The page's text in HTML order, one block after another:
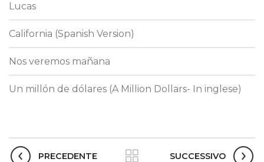
Lucas
California (Spanish Version)
Nos veremos mañana
Un millón de dólares (A Million Dollars- In inglese)
PRECEDENTE SUCCESSIVO